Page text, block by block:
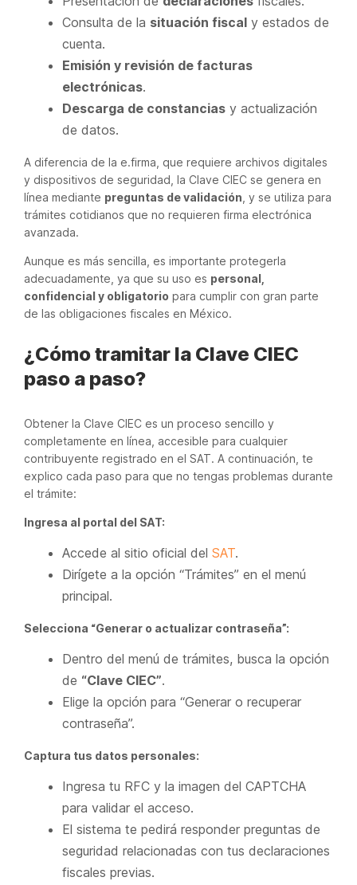
Consulta de la situación fiscal y estados de
cuenta.
Emisión y revisión de facturas
electrónicas.
Descarga de constancias y actualización
de datos.
A diferencia de la e.firma, que requiere archivos digitales
y dispositivos de seguridad, la Clave CIEC se genera en
línea mediante preguntas de validación , y se utiliza para
trámites cotidianos que no requieren firma electrónica
avanzada.
Aunque es más sencilla, es importante protegerla
adecuadamente, ya que su uso es personal,
confidencial y obligatorio para cumplir con gran parte
de las obligaciones fiscales en México.
¿Cómo tramitar la Clave CIEC
paso a paso?
Obtener la Clave CIEC es un proceso sencillo y
completamente en línea, accesible para cualquier
contribuyente registrado en el SAT. A continuación, te
explico cada paso para que no tengas problemas durante
el trámite:
Ingresa al portal del SAT:
Accede al sitio oficial del SAT.
Dirígete a la opción “Trámites” en el menú
principal.
Selecciona “Generar o actualizar contraseña”:
Dentro del menú de trámites, busca la opción
de “Clave CIEC”.
Elige la opción para “Generar o recuperar
contraseña”.
Captura tus datos personales:
Ingresa tu RFC y la imagen del CAPTCHA
para validar el acceso.
El sistema te pedirá responder preguntas de
seguridad relacionadas con tus declaraciones
fiscales previas.